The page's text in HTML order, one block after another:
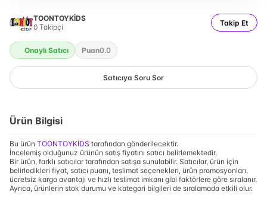
TOONTOYKİDS
0 Takipçi Takip Et
Onaylı Satıcı Puan0.0
Satıcıya Soru Sor
Ürün Bilgisi
Bu ürün TOONTOYKİDS tarafından gönderilecektir.
İncelemiş olduğunuz ürünün satış fiyatını satıcı belirlemektedir.
Bir ürün, farklı satıcılar tarafından satışa sunulabilir. Satıcılar, ürün için
belirledikleri fiyat, satıcı puanı, teslimat seçenekleri, ürün promosyonları,
ücretsiz kargo avantajı ve hızlı teslimat imkanı gibi faktörlere göre sıralanır.
Ayrıca, ürünlerin stok durumu ve kategori bilgileri de sıralamada etkili olur.